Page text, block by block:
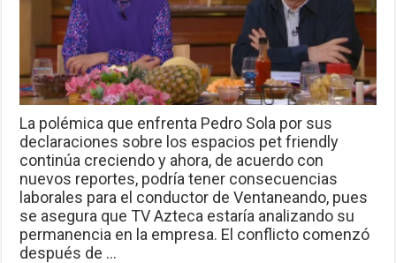
La polémica que enfrenta Pedro Sola por sus
declaraciones sobre los espacios pet friendly
continúa creciendo y ahora, de acuerdo con
nuevos reportes, podría tener consecuencias
laborales para el conductor de Ventaneando, pues
se asegura que TV Azteca estaría analizando su
permanencia en la empresa. El conflicto comenzó
después de …